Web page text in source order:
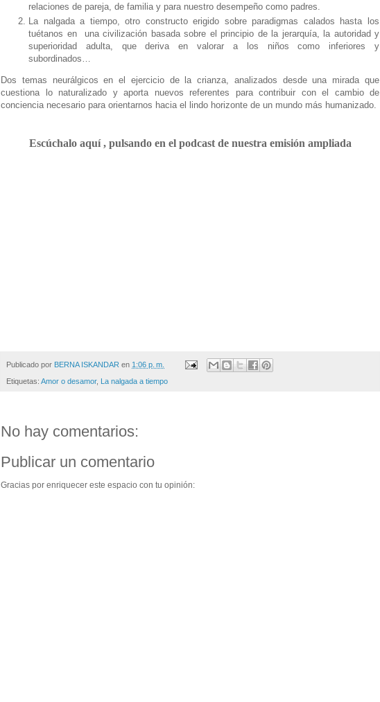
relaciones de pareja, de familia y para nuestro desempeño como padres.
La nalgada a tiempo, otro constructo erigido sobre paradigmas calados hasta los
tuétanos en una civilización basada sobre el principio de la jerarquía, la autoridad y
superioridad adulta, que deriva en valorar a los niños como inferiores y
subordinados…
Dos temas neurálgicos en el ejercicio de la crianza, analizados desde una mirada que
cuestiona lo naturalizado y aporta nuevos referentes para contribuir con el cambio de
conciencia necesario para orientarnos hacia el lindo horizonte de un mundo más humanizado.
Escúchalo aquí , pulsando en el podcast de nuestra emisión ampliada
Publicado por BERNA ISKANDAR en 1:06 p. m.
Etiquetas: Amor o desamor, La nalgada a tiempo
No hay comentarios:
Publicar un comentario
Gracias por enriquecer este espacio con tu opinión: